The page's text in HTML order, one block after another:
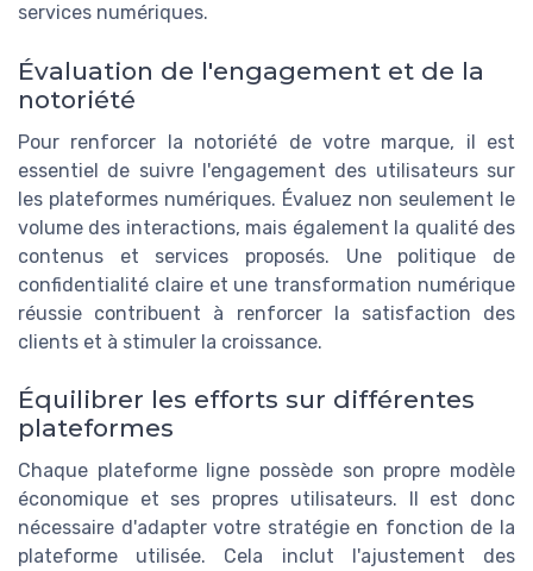
services numériques.
Évaluation de l'engagement et de la
notoriété
Pour renforcer la notoriété de votre marque, il est
essentiel de suivre l'engagement des utilisateurs sur
les plateformes numériques. Évaluez non seulement le
volume des interactions, mais également la qualité des
contenus et services proposés. Une politique de
confidentialité claire et une transformation numérique
réussie contribuent à renforcer la satisfaction des
clients et à stimuler la croissance.
Équilibrer les efforts sur différentes
plateformes
Chaque plateforme ligne possède son propre modèle
économique et ses propres utilisateurs. Il est donc
nécessaire d'adapter votre stratégie en fonction de la
plateforme utilisée. Cela inclut l'ajustement des